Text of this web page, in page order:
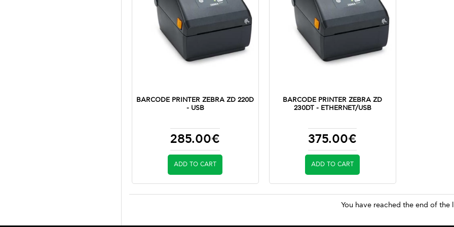
BARCODE PRINTER ZEBRA ZD 220D
- USB
285.00€
ADD TO CART
BARCODE PRINTER ZEBRA ZD
230DT - ETHERNET/USB
375.00€
ADD TO CART
You have reached the end of the